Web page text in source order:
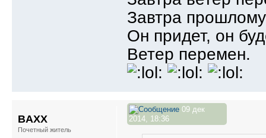
Завтра
Он придет, он
Ветер перемен.
09 дек
2014, 18:36
BAXX
Почетный житель